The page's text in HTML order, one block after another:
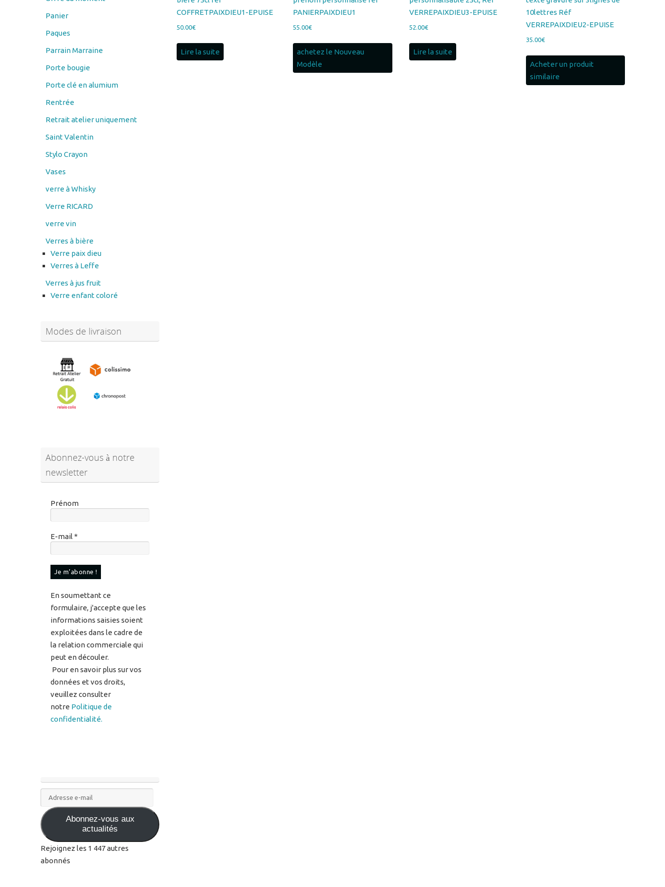
35.00€
Paques
Parrain Marraine
Porte bougie
Porte clé en alumium
Rentrée
Retrait atelier uniquement
Saint Valentin
Stylo Crayon
Vases
verre à Whisky
Verre RICARD
verre vin
Verres à bière
Verre paix dieu
Verres à Leffe
Verres à jus fruit
Verre enfant coloré
Modes de livraison
Prénom
E-mail*
En soumettant ce
formulaire, j'accepte que les
exploitées dans le cadre de
peut en découler.
Pour en savoir plus sur vos
données et vos droits,
veuillez consulter
notre Politique de
confidentialité.
mail
Abonnez-vous aux
actualités
Rejoignez les 1 447 autres
abonnés